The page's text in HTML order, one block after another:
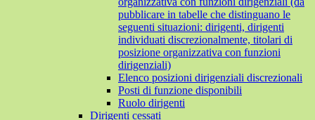
pubblicare in tabelle che distinguano le
seguenti situazioni: dirigenti, dirigenti
individuati discrezionalmente, titolari di
posizione organizzativa con funzioni
dirigenziali)
Elenco posizioni dirigenziali discrezionali
Posti di funzione disponibili
Ruolo dirigenti
Dirigenti cessati